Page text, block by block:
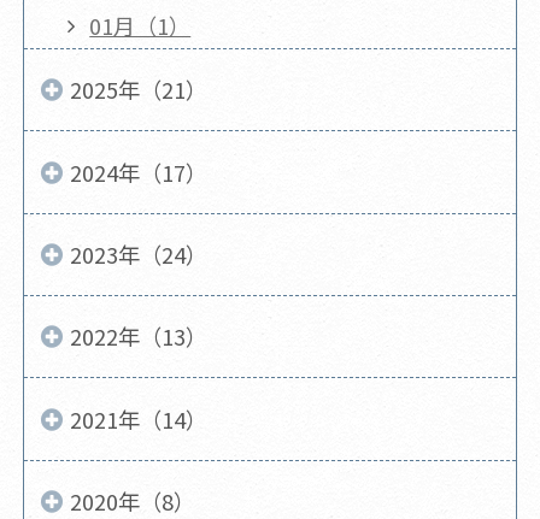
01月（1）
2025年（21）
2024年（17）
2023年（24）
2022年（13）
2021年（14）
2020年（8）